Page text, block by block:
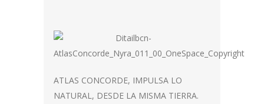
ATLAS CONCORDE, IMPULSA LO
NATURAL, DESDE LA MISMA TIERRA.